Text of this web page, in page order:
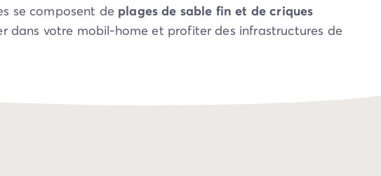
se composent de plages de sable fin et de criques
dans votre mobil-home et profiter des infrastructures de